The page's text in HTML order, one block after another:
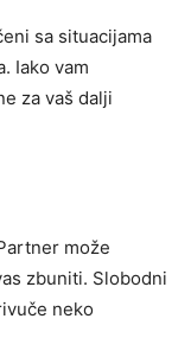
sa situacijama
Iako vam
za vaš dalji
može
zbuniti. Slobodni
neko